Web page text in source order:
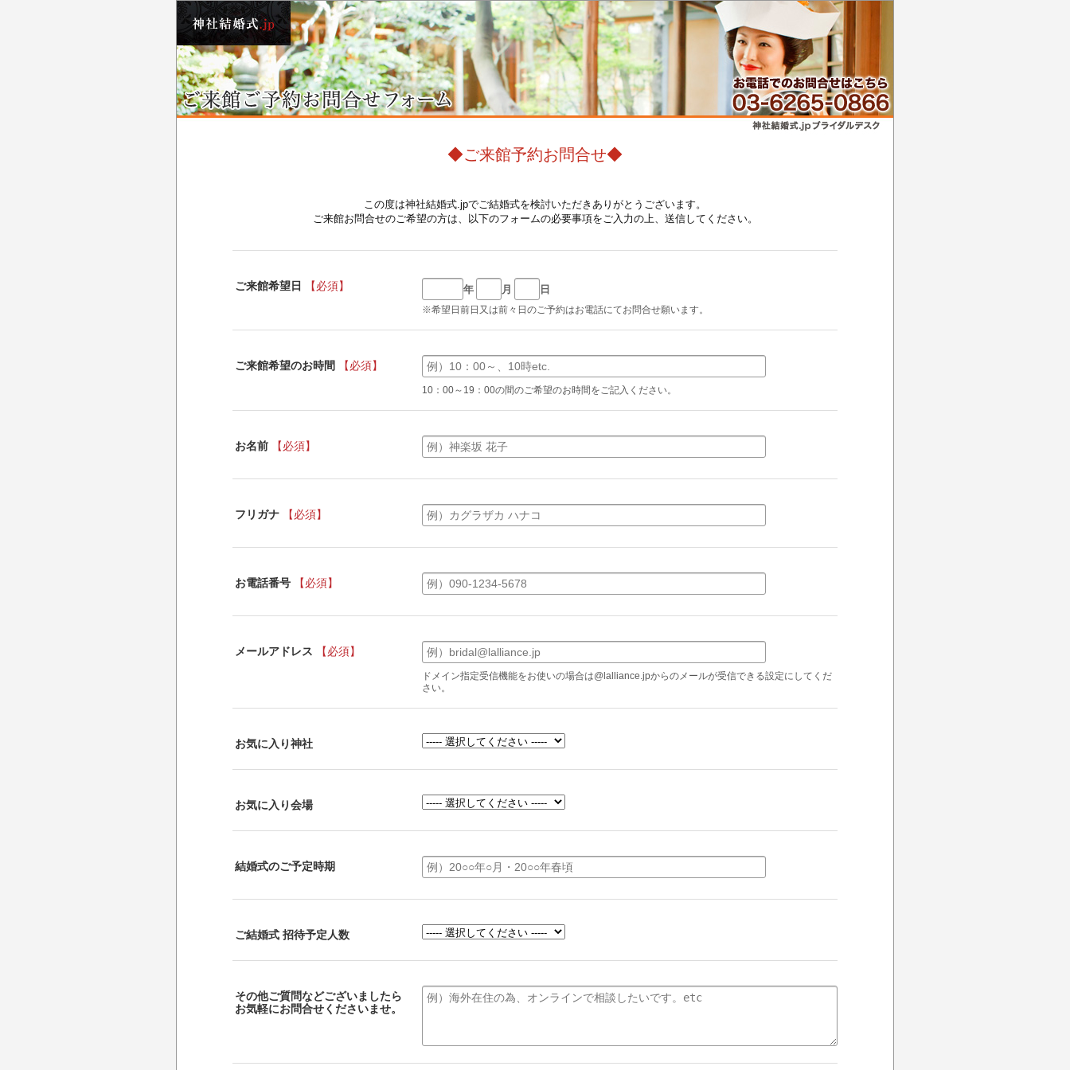
◆ご来館予約お問合せ◆
この度は神社結婚式.jpでご結婚式を検討いただきありがとうございます。
ご来館お問合せのご希望の方は、以下のフォームの必要事項をご入力の上、送信してください。
ご来館希望日 【必須】 年 月 日
※希望日前日又は前々日のご予約はお電話にてお問合せ願います。
ご来館希望のお時間 【必須】
10：00～19：00の間のご希望のお時間をご記入ください。
お名前 【必須】
フリガナ 【必須】
お電話番号 【必須】
メールアドレス 【必須】
ドメイン指定受信機能をお使いの場合は@lalliance.jpからのメールが受信できる設定にしてくだ
さい。
お気に入り神社
お気に入り会場
結婚式のご予定時期
ご結婚式 招待予定人数
その他ご質問などございましたら
お気軽にお問合せくださいませ。